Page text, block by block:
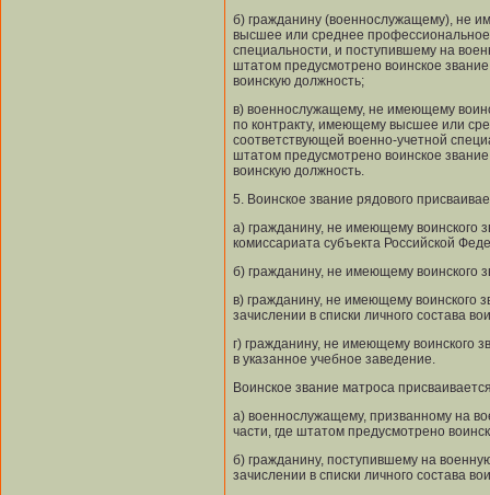
б) гражданину (военнослужащему), не
высшее или среднее
специальности, и поступившему на
штатом предусмотрено воинское
воинскую должность;
в) военнослужащему, не имеющему
по контракту, имеющему высшее или
соответствующей военно-учетной
штатом предусмотрено воинское
воинскую должность.
5. Воинское звание рядового
а) гражданину, не имеющему воинского
комиссариата субъекта Российской
б) гражданину, не имеющему воинского
в) гражданину, не имеющему воинского
зачислении в списки личного состава
г) гражданину, не имеющему воинского
в указанное учебное заведение.
Воинское звание матроса
а) военнослужащему, призванному на
части, где штатом предусмотрено
б) гражданину, поступившему на
зачислении в списки личного состава